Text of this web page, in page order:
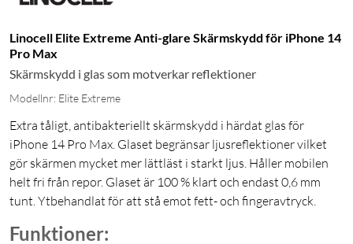
Linocell Elite Extreme Anti-glare Skärmskydd för iPhone 14
Pro Max
Skärmskydd i glas som motverkar reflektioner
Modellnr: Elite Extreme
Extra tåligt, antibakteriellt skärmskydd i härdat glas för
iPhone 14 Pro Max. Glaset begränsar ljusreflektioner vilket
gör skärmen mycket mer lättläst i starkt ljus. Håller mobilen
helt fri från repor. Glaset är 100 % klart och endast 0,6 mm
tunt. Ytbehandlat för att stå emot fett- och fingeravtryck.
Funktioner: